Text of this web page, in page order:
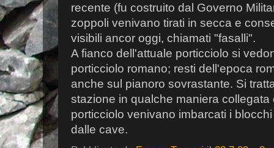
recente (fu costruito dal Governo
zoppoli venivano tirati in secca e
visibili ancor oggi, chiamati "fasalli".
A fianco dell'attuale porticciolo si
porticciolo romano; resti dell'epoca
anche sul pianoro sovrastante. Si
stazione in qualche maniera
porticciolo venivano imbarcati i
dalle cave.